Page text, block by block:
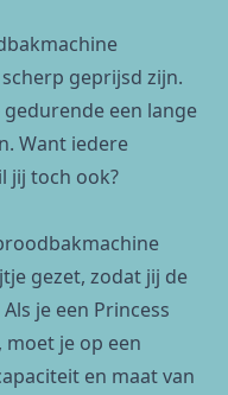
geprijsd zijn.
een lange
Want iedere
jij toch ook?
gezet, zodat jij de
je een Princess
je op een
en maat van